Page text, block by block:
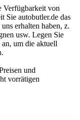
Verfügbarkeit von
Sie autobutler.de das
erhalten haben, z.
usw. Legen Sie
um die aktuell
und
vorrätigen